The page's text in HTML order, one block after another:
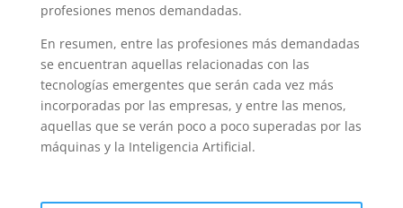
profesiones menos demandadas.
En resumen, entre las profesiones más demandadas
se encuentran aquellas relacionadas con las
tecnologías emergentes que serán cada vez más
incorporadas por las empresas, y entre las menos,
aquellas que se verán poco a poco superadas por las
máquinas y la Inteligencia Artificial.